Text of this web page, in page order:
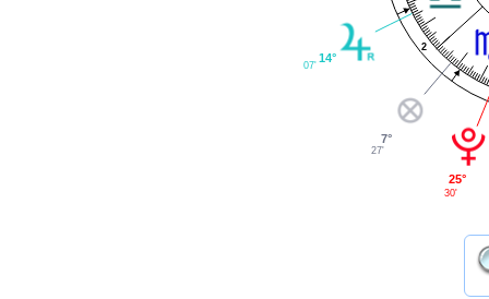
2
14°
07'
7°
27'
25°
30'